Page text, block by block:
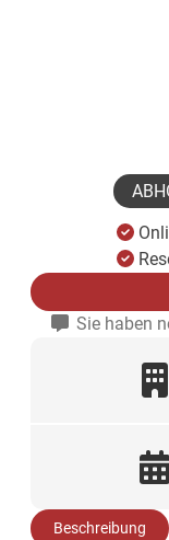
Sie haben
Beschreibung